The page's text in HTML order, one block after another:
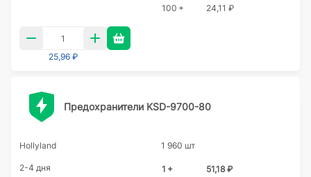
100 +
24,11 ₽
25,96 ₽
Предохранители KSD-9700-80
Hollyland 1 960 шт
2-4 дня 1 +
51,18 ₽